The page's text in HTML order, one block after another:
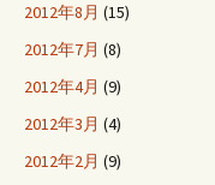
2012年8月 (15)
2012年7月 (8)
2012年4月 (9)
2012年3月 (4)
2012年2月 (9)